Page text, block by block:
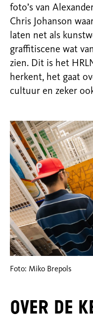
foto’s van
Chris Johanson
laten net als
graffitiscene wat
zien. Dit is het
herkent, het gaat
cultuur en zeker
Foto: Miko Brepols
Over De